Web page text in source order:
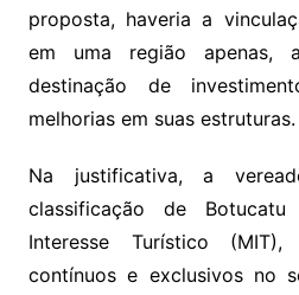
proposta, haveria a
em uma região
destinação de
melhorias em suas estruturas.
Na justificativa, a
classificação de
Interesse Turístico (MIT),
contínuos e exclusivos no